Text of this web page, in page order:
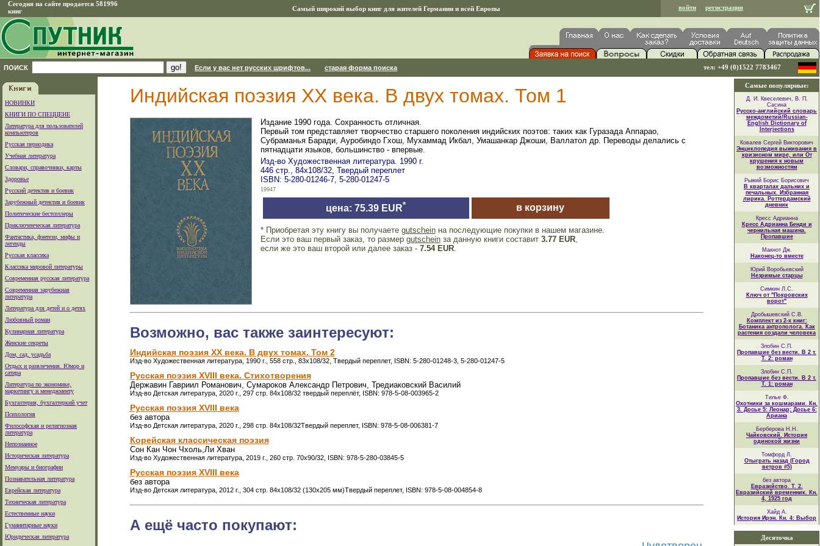
Сегодня на сайте продается 581996
книг
Самый широкий выбор книг для жителей Германии и всей Европы войти регистрация
ПОИСК Если у вас нет русских шрифтов... старая форма поиска тел: +49 (0)1522 7783467
НОВИНКИ
КНИГИ ПО СПЕЦЦЕНЕ
Литература для пользователей
компьютеров
Русская периодика
Учебная литература
Словари, справочники, карты
Здоровье
Русский детектив и боевик
Зарубежный детектив и боевик
Политические бестселлеры
Приключенческая литература
Фантастика, фэнтези, мифы и
легенды
Русская классика
Классика мировой литературы
Современная русская литература
Современная зарубежная
литература
Литература для детей и о детях
Любовный роман
Кулинарная литература
Женские секреты
Дом, сад, усадьба
Отдых и развлечения. Юмор и
сатира
Литература по экономике,
маркетингу и менеджменту
Бухгалтерия, бухгалтеркий учет
Психология
Философская и религиозная
литература
Непознанное
Историческая литература
Мемуары и биографии
Познавательная литература
Еврейская литература
Техническая литература
Естественные науки
Гуманитарные науки
Юридическая литература
Индийская поэзия ХХ века. В двух томах. Том 1
Издание 1990 года. Сохранность отличная.
Первый том представляет творчество старшего поколения индийских поэтов: таких как Гуразада Аппарао,
Субраманья Баради, Ауробиндо Гхош, Мухаммад Икбал, Умашанкар Джоши, Валлатол др. Переводы делались с
пятнадцати языков, большинство - впервые.
Изд-во Художественная литература. 1990 г.
446 стр., 84x108/32, Твердый переплет
ISBN: 5-280-01246-7, 5-280-01247-5
19947
цена: 75.39 EUR* в корзину
* Приобретая эту книгу вы получаете gutscheinна последующие покупки в нашем магазине.
Если это ваш первый заказ, то размер gutscheinза данную книги составит 3.77 EUR,
если же это ваш второй или далее заказ - 7.54 EUR.
Возможно, вас также заинтересуют:
Индийская поэзия ХХ века. В двух томах. Том 2
Изд-во Художественная литература, 1990 г., 558 стр., 83x108/32, Твердый переплет, ISBN: 5-280-01248-3, 5-280-01247-5
Русская поэзия XVIII века. Стихотворения
Державин Гавриил Романович, Сумароков Александр Петрович, Тредиаковский Василий
Изд-во Детская литература, 2020 г., 297 стр. 84x108/32 твердый переплёт, ISBN: 978-5-08-003965-2
Русская поэзия XVIII века
без автора
Изд-во Детская литература, 2020 г., 298 стр. 84x108/32Твердый переплет, ISBN: 978-5-08-006381-7
Корейская классическая поэзия
Сон Кан Чон Чхоль,Ли Хван
Изд-во Художественная литература, 2019 г., 260 стр. 70x90/32, ISBN: 978-5-280-03845-5
Русская поэзия XVIII века
без автора
Изд-во Детская литература, 2012 г., 304 стр. 84x108/32 (130х205 мм)Твердый переплет, ISBN: 978-5-08-004854-8
А ещё часто покупают:
Самые популярные:
Д. И. Квеселевич, В. П.
Сасина
Русско-английский словарь
междометий/Russian-
English Dictionary of
Interjections
Ковалев Сергей Викторович
Энциклопедия выживания в
кризисном мире, или От
крушения к новым
возможностям
Рыжий Борис Борисович
В кварталах дальних и
печальных. Избранная
лирика. Роттердамский
дневник
Кресс Адрианна
Кресс Адрианна Бенди и
чернильная машина.
Пропавшие
Макнот Дж.
Наконец-то вместе
Юрий Воробьевский
Незримые старцы
Симкин Л.С.
Ключ от "Покровских
ворот"
Дробышевский С.В.
Комплект из 2-х книг:
Ботаника антрополога. Как
растения создали человека
Злобин С.П.
Пропавшие без вести. В 2 т.
Т. 2: роман
Злобин С.П.
Пропавшие без вести. В 2 т.
Т. 1: роман
Тилье Ф.
Охотники за кошмарами. Кн.
3. Досье 5: Леонар; Досье 6:
Ариана
Берберова Н.Н.
Чайковский. История
одинокой жизни
Томфорд Л.
Отыграть назад (Город
ветров #5)
без автора
Евразийство. Т. 2.
Евразийский временник. Кн.
4, 1925 год
Хайд А.
История Ирэн. Кн. 4: Выбор
Десяточка